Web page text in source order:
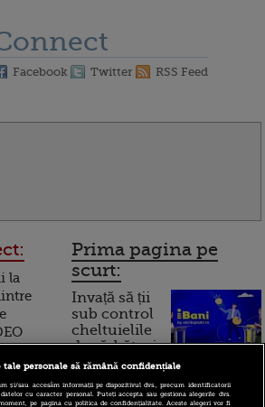
Facebook Twitter RSS Feed
la
Prima pagina pe
scurt:
Invață să ții
sub control
cheltuielile
de sărbători.
Cum
funcționează cardul de
tale personale să rămână confidențiale
și/sau accesăm informații pe dispozitivul dvs., precum identificatorii
cu caracter personal. Puteți accepta sau gestiona alegerile dvs.
pe pagina cu politica de confidențialitate. Aceste alegeri vor fi